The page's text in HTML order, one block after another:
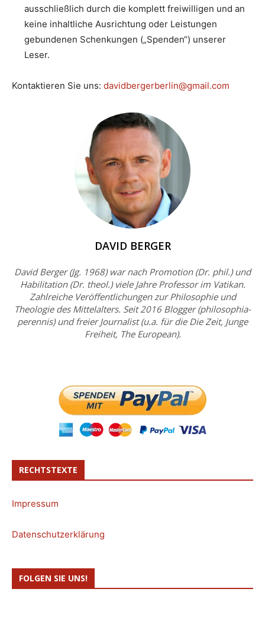
ausschließlich durch die komplett freiwilligen und an
keine inhaltliche Ausrichtung oder Leistungen
gebundenen Schenkungen („Spenden“) unserer
Leser.
Kontaktieren Sie uns: davidbergerberlin@gmail.com
DAVID BERGER
David Berger (Jg. 1968) war nach Promotion (Dr. phil.) und
Habilitation (Dr. theol.) viele Jahre Professor im Vatikan.
Zahlreiche Veröffentlichungen zur Philosophie und
Theologie des Mittelalters. Seit 2016 Blogger (philosophia-
perennis) und freier Journalist (u.a. für die Die Zeit, Junge
Freiheit, The European).
RECHTSTEXTE
Impressum
Datenschutzerklärung
FOLGEN SIE UNS!